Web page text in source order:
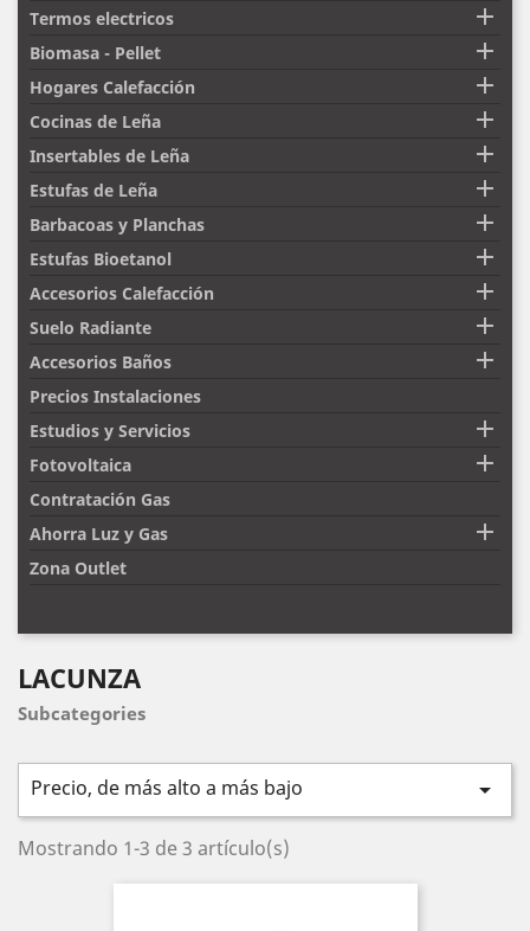
Termos electricos 
Biomasa - Pellet 
Hogares Calefacción 
Cocinas de Leña 
Insertables de Leña 
Estufas de Leña 
Barbacoas y Planchas 
Estufas Bioetanol 
Accesorios Calefacción 
Suelo Radiante 
Accesorios Baños 
Precios Instalaciones
Estudios y Servicios

Fotovoltaica 
Contratación Gas
Ahorra Luz y Gas

Zona Outlet
LACUNZA
Subcategories
Precio, de más alto a más bajo 
Mostrando 1-3 de 3 artículo(s)